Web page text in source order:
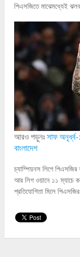
পিএসজিতে মাঝেমধ্যেই ঝলক
আরও পড়ুনঃসাফ অনূর্ধ্ব-
বাংলাদেশ
চ্যাম্পিয়নস লিগে
আর লিগ ওয়ানে ১১ ম্যাচে
প্রতিযোগিতা মিলে